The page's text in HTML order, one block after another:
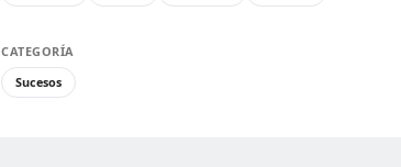
CATEGORÍA
Sucesos